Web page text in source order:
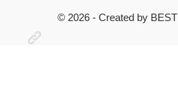
Otevřit
© 2026 - Created by